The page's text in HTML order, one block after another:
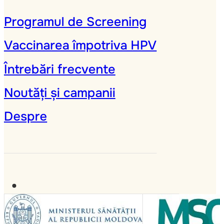
Programul de Screening
Vaccinarea împotriva HPV
Întrebări frecvente
Noutăți și campanii
Despre